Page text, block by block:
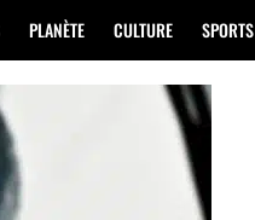
PLANÈTE CULTURE SPORTS